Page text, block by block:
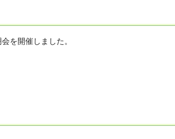
を開催しました。